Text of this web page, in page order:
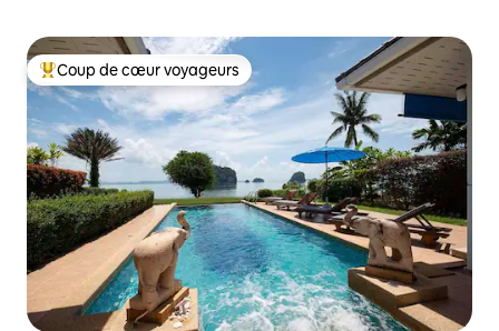
Coups de cœur voyageurs les plus appréciés
Coup de cœur voyageurs